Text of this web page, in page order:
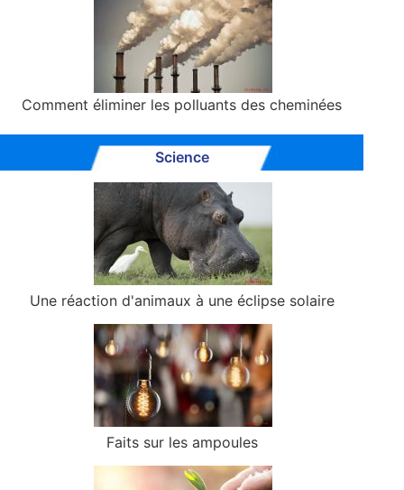
Comment éliminer les polluants des cheminées
Science
Une réaction d'animaux à une éclipse solaire
Faits sur les ampoules